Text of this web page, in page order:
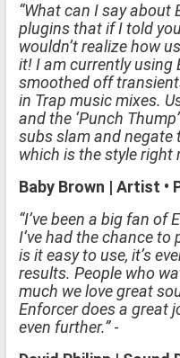
“What can I say about
plugins that if I told
wouldn’t realize how
it! I am currently using
smoothed off
in Trap music mixes.
and the ‘Punch
subs slam and negate
which is the style right
Baby Brown | Artist •
“I’ve been a big fan
I’ve had the chance
is it easy to use, it’s
results. People who
much we love great
Enforcer does a great
even further.”-